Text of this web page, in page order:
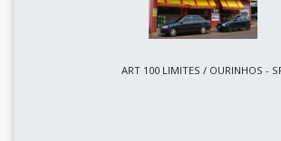
ART 100 LIMITES / OURINHOS -